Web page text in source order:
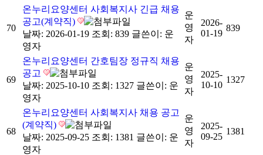
70
온누리요양센터 사회복지사 긴급 채용
공고(계약직)
날짜: 2026-01-19 조회: 839 글쓴이: 운
영자
운
영
자
2026-
01-19
839
69
온누리요양센터 간호팀장 정규직 채용
공고
날짜: 2025-10-10 조회: 1327 글쓴이: 운
영자
운
영
자
2025-
10-10
1327
68
온누리요양센터 사회복지사 채용 공고
(계약직)
날짜: 2025-09-25 조회: 1381 글쓴이: 운
영자
운
영
자
2025-
09-25
1381